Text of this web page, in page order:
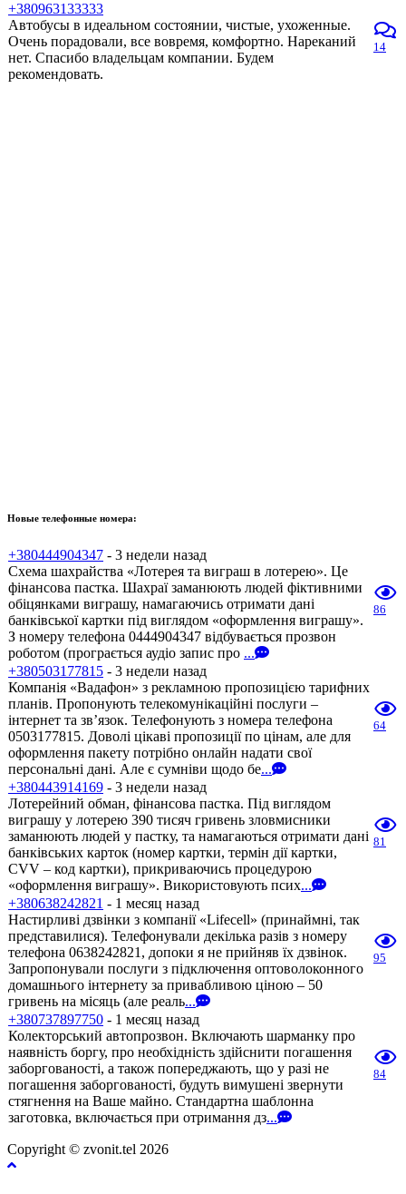
+380963133333
Автобусы в идеальном состоянии, чистые, ухоженные.
Очень порадовали, все вовремя, комфортно. Нареканий
нет. Спасибо владельцам компании. Будем
рекомендовать.
14
Новые телефонные номера:
+380444904347 - 3 недели назад
Схема шахрайства «Лотерея та виграш в лотерею». Це
фінансова пастка. Шахраї заманюють людей фіктивними
обіцянками виграшу, намагаючись отримати дані
банківської картки під виглядом «оформлення виграшу».
З номеру телефона 0444904347 відбувається прозвон
роботом (програється аудіо запис про ...
86
+380503177815 - 3 недели назад
Компанія «Вадафон» з рекламною пропозицією тарифних
планів. Пропонують телекомунікаційні послуги –
інтернет та зв’язок. Телефонують з номера телефона
0503177815. Доволі цікаві пропозиції по цінам, але для
оформлення пакету потрібно онлайн надати свої
персональні дані. Але є сумніви щодо бе...
64
+380443914169 - 3 недели назад
Лотерейний обман, фінансова пастка. Під виглядом
виграшу у лотерею 390 тисяч гривень зловмисники
заманюють людей у пастку, та намагаються отримати дані
банківських карток (номер картки, термін дії картки,
CVV – код картки), прикриваючись процедурою
«оформлення виграшу». Використовують псих...
81
+380638242821 - 1 месяц назад
Настирливі дзвінки з компанії «Lifecell» (принаймні, так
представилися). Телефонували декілька разів з номеру
телефона 0638242821, допоки я не прийняв їх дзвінок.
Запропонували послуги з підключення оптоволоконного
домашнього інтернету за привабливою ціною – 50
гривень на місяць (але реаль...
95
+380737897750 - 1 месяц назад
Колекторський автопрозвон. Включають шарманку про
наявність боргу, про необхідність здійснити погашення
заборгованості, а також попереджають, що у разі не
погашення заборгованості, будуть вимушені звернути
стягнення на Ваше майно. Стандартна шаблонна
заготовка, включається при отримання дз...
84
Copyright © zvonit.tel 2026